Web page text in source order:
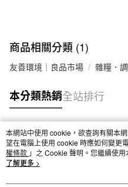
商品相關分類 (1)
友善環境｜良品市場 雜糧．
本分類熱銷全站排行
熱門標籤
本網站中使用 cookie，欲查詢有關本
望在電腦上使用 cookie 時應如何變更
權條款 」之 Cookie 聲明。您繼續使
用條款之 Cookie 聲明使用 cookie。
了解更多 >